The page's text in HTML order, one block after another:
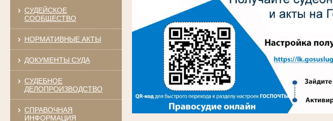
СУДЕЙСКОЕ
СООБЩЕСТВО
НОРМАТИВНЫЕ АКТЫ
ДОКУМЕНТЫ СУДА
СУДЕБНОЕ
ДЕЛОПРОИЗВОДСТВО
СПРАВОЧНАЯ
ИНФОРМАЦИЯ